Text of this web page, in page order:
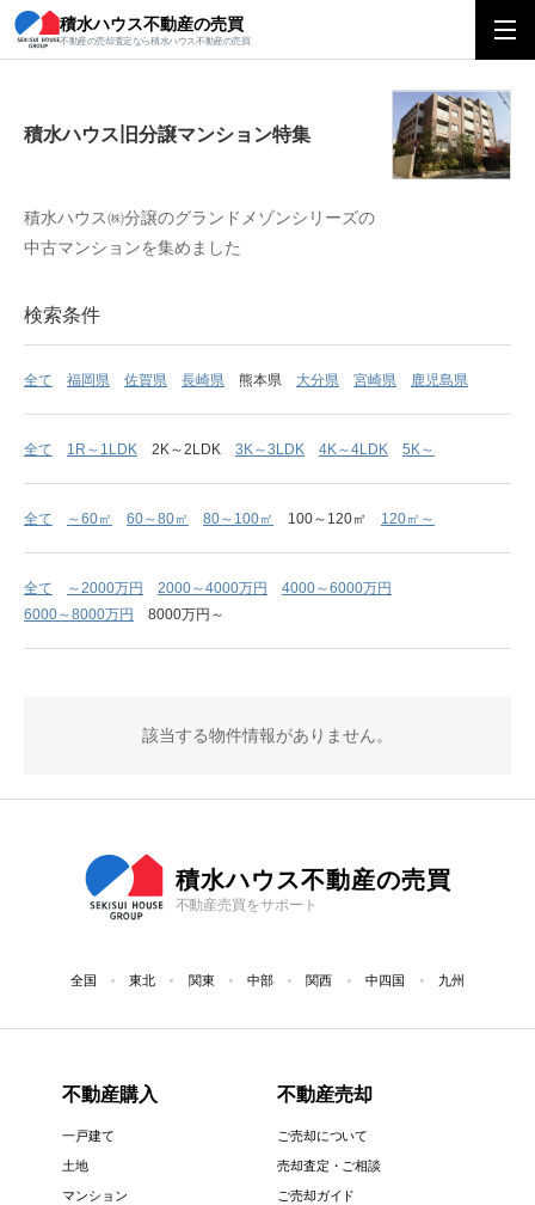
積水ハウス不動産の売買
不動産の売却査定なら積水ハウス不動産の売買
積水ハウス旧分譲マンション特集
積水ハウス旧分譲マンション特集
積水ハウス㈱分譲のグランドメゾンシリーズの
中古マンションを集めました
検索条件
全て 福岡県 佐賀県 長崎県 熊本県 大分県 宮崎県 鹿児島県
全て 1R～1LDK 2K～2LDK 3K～3LDK 4K～4LDK 5K～
全て ～60㎡ 60～80㎡ 80～100㎡ 100～120㎡ 120㎡～
全て ～2000万円 2000～4000万円
4000～6000万円
6000～8000万円
8000万円～
該当する物件情報がありません。
積水ハウス不動産の売買
不動産売買をサポート
全国 東北 関東 中部 関西 中四国 九州
不動産購入
一戸建て
土地
マンション
不動産売却
ご売却について
売却査定・ご相談
ご売却ガイド